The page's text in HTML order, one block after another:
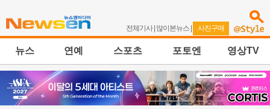
전체기사| 많이본뉴스 | 사진구매
뉴스 연예 스포츠 포토엔 영상TV